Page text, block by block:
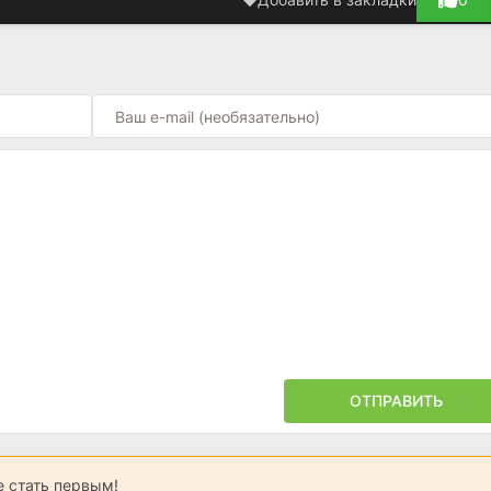
ОТПРАВИТЬ
стать первым!